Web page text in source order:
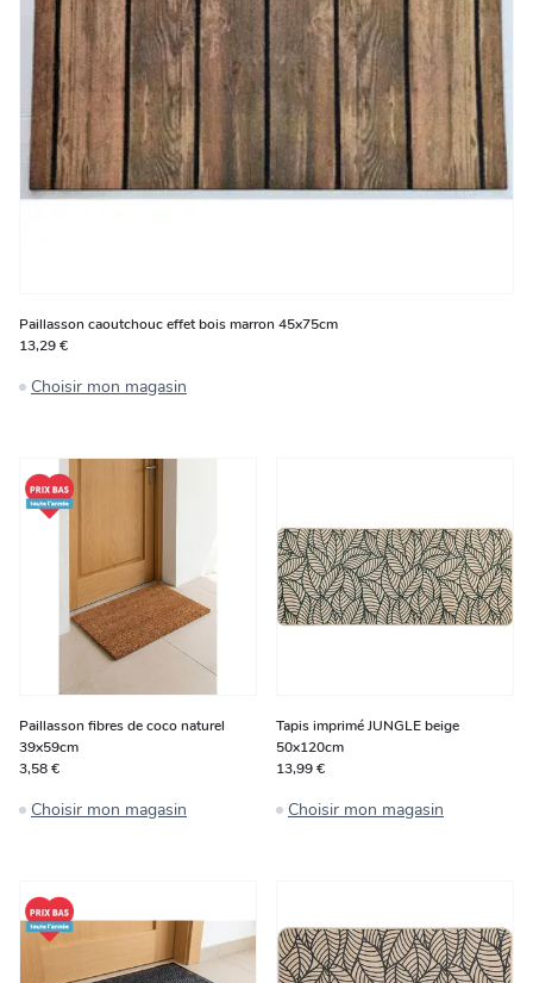
Paillasson caoutchouc effet bois marron 45x75cm
13,29 €
Choisir mon magasin
Paillasson fibres de coco naturel
39x59cm
3,58 €
Choisir mon magasin
Tapis imprimé JUNGLE beige
50x120cm
13,99 €
Choisir mon magasin